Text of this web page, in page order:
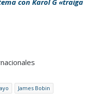
James Bobin